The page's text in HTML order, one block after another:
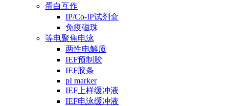
蛋白互作
IP/Co-IP试剂盒
免疫磁珠
等电聚焦电泳
两性电解质
IEF预制胶
IEF胶条
pI marker
IEF上样缓冲液
IEF电泳缓冲液